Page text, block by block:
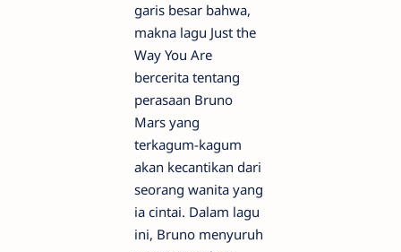
garis besar bahwa,
makna lagu Just the
Way You Are
bercerita tentang
perasaan Bruno
Mars yang
terkagum-kagum
akan kecantikan dari
seorang wanita yang
ia cintai. Dalam lagu
ini, Bruno menyuruh